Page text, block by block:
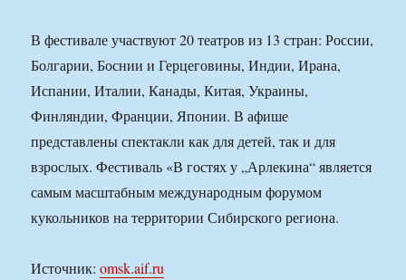
В фестивале участвуют 20 театров из 13 стран: России,
Болгарии, Боснии и Герцеговины, Индии, Ирана,
Испании, Италии, Канады, Китая, Украины,
Финляндии, Франции, Японии. В афише
представлены спектакли как для детей, так и для
взрослых. Фестиваль «В гостях у „Арлекина“ является
самым масштабным международным форумом
кукольников на территории Сибирского региона.
Источник:omsk.aif.ru